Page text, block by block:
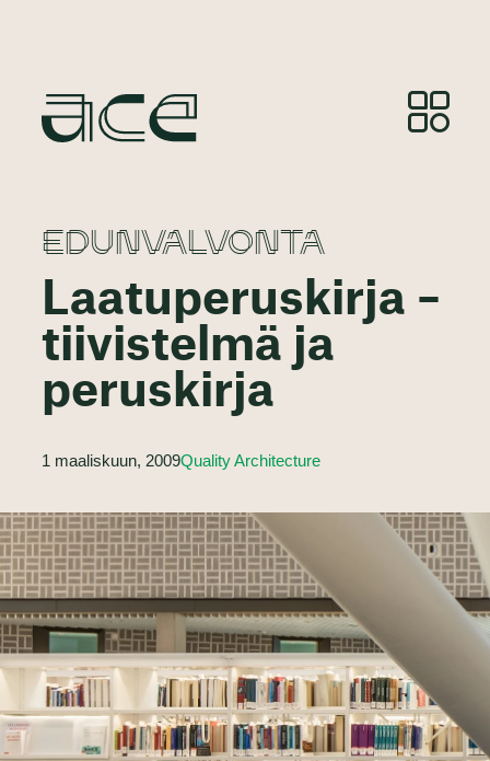
EDUNVALVONTA
Laatuperuskirja –
tiivistelmä ja
peruskirja
1 maaliskuun, 2009Quality Architecture